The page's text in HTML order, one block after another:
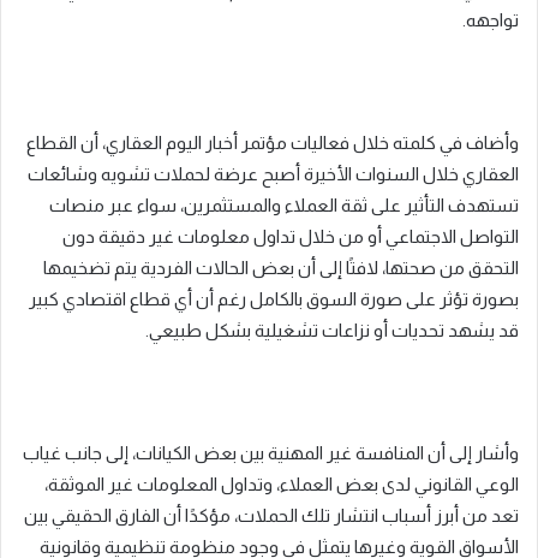
تواجهه.
وأضاف في كلمته خلال فعاليات مؤتمر أخبار اليوم العقاري، أن القطاع
العقاري خلال السنوات الأخيرة أصبح عرضة لحملات تشويه وشائعات
تستهدف التأثير على ثقة العملاء والمستثمرين، سواء عبر منصات
التواصل الاجتماعي أو من خلال تداول معلومات غير دقيقة دون
التحقق من صحتها، لافتًا إلى أن بعض الحالات الفردية يتم تضخيمها
بصورة تؤثر على صورة السوق بالكامل رغم أن أي قطاع اقتصادي كبير
قد يشهد تحديات أو نزاعات تشغيلية بشكل طبيعي.
وأشار إلى أن المنافسة غير المهنية بين بعض الكيانات، إلى جانب غياب
الوعي القانوني لدى بعض العملاء، وتداول المعلومات غير الموثقة،
تعد من أبرز أسباب انتشار تلك الحملات، مؤكدًا أن الفارق الحقيقي بين
الأسواق القوية وغيرها يتمثل في وجود منظومة تنظيمية وقانونية